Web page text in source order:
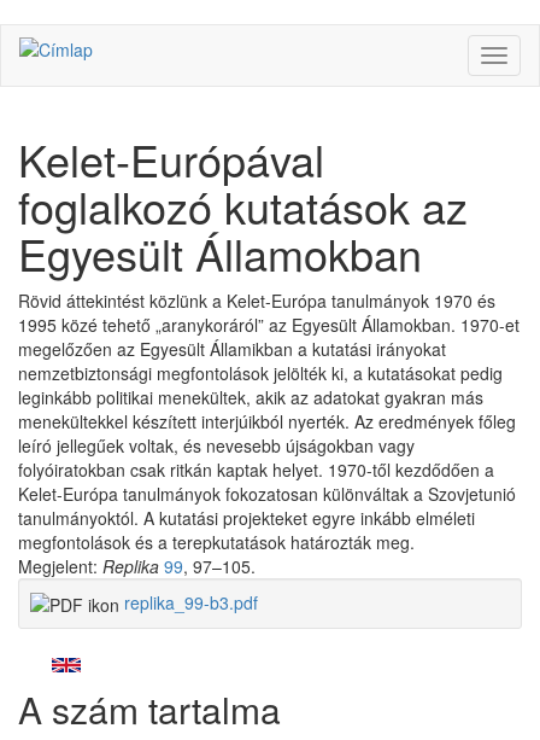
Ugrás
tartalomra
Kelet-Európával
foglalkozó kutatások az
Egyesült Államokban
Rövid áttekintést közlünk a Kelet-Európa tanulmányok 1970 és
1995 közé tehető „aranykoráról” az Egyesült Államokban. 1970-et
megelőzően az Egyesült Államikban a kutatási irányokat
nemzetbiztonsági megfontolások jelölték ki, a kutatásokat pedig
leginkább politikai menekültek, akik az adatokat gyakran más
menekültekkel készített interjúikból nyerték. Az eredmények főleg
leíró jellegűek voltak, és nevesebb újságokban vagy
folyóiratokban csak ritkán kaptak helyet. 1970-től kezdődően a
Kelet-Európa tanulmányok fokozatosan különváltak a Szovjetunió
tanulmányoktól. A kutatási projekteket egyre inkább elméleti
megfontolások és a terepkutatások határozták meg.
Megjelent: Replika 99, 97–105.
replika_99-b3.pdf
Likeon
A szám tartalma